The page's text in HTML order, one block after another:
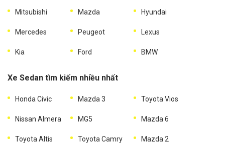
Mitsubishi Mazda Hyundai
Mercedes Peugeot Lexus
Kia Ford BMW
Xe Sedan tìm kiếm nhiều nhất
Honda Civic Mazda 3 Toyota Vios
Nissan Almera MG5 Mazda 6
Toyota Altis Toyota Camry Mazda 2